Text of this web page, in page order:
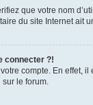
que votre nom
du site Internet ait
connecter ?!
compte. En
sur le forum.